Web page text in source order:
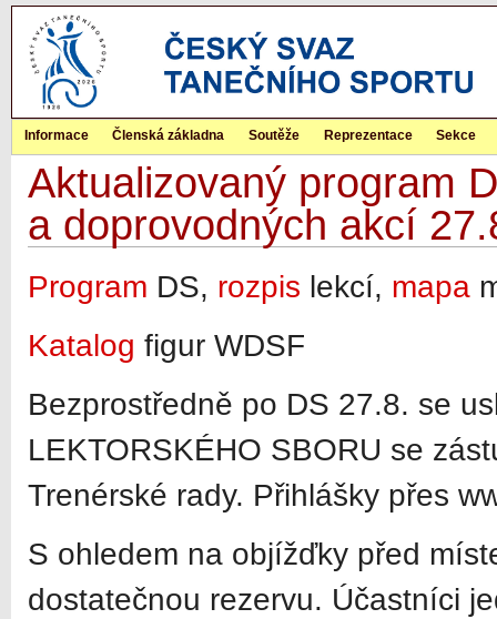
Informace Členská základna Soutěže Reprezentace Sekce
Aktualizovaný program
a doprovodných akcí
Program DS, rozpis lekcí, mapa
Katalog figur WDSF
Bezprostředně po DS 27.8. se
LEKTORSKÉHO SBORU se
Trenérské rady. Přihlášky přes
S ohledem na objížďky před
dostatečnou rezervu. Účastníci